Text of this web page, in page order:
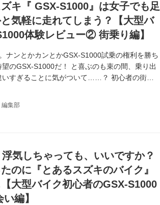
ズキ『 GSX-S1000』は女子でも足
気軽に走れてしまう？【大型バ
体験レビュー② 街乗り編】
ナンとかカンとかGSX-S1000試乗の権利を勝ち
のGSX-S1000だ！ と喜ぶのも束の間、乗り出
いすぎることに気がついて……？ 初心者の街乗
編集部
浮気しちゃっても、いいですか？
のに『とあるスズキのバイク』
大型バイク初心者のGSX-S1000
編】